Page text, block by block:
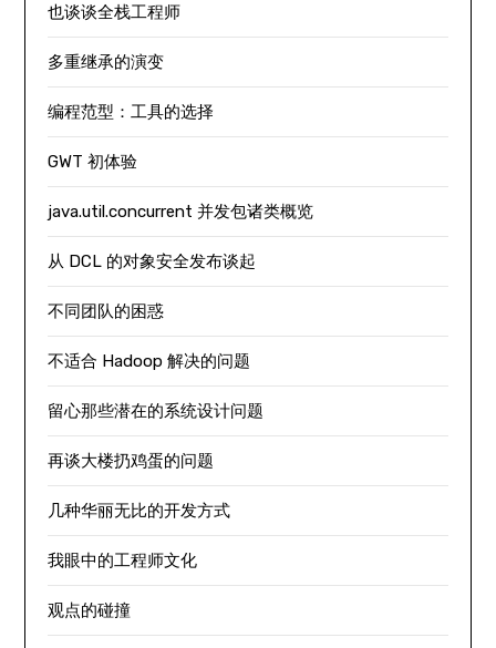
也谈谈全栈工程师
多重继承的演变
编程范型：工具的选择
GWT 初体验
java.util.concurrent 并发包诸类概览
从 DCL 的对象安全发布谈起
不同团队的困惑
不适合 Hadoop 解决的问题
留心那些潜在的系统设计问题
再谈大楼扔鸡蛋的问题
几种华丽无比的开发方式
我眼中的工程师文化
观点的碰撞